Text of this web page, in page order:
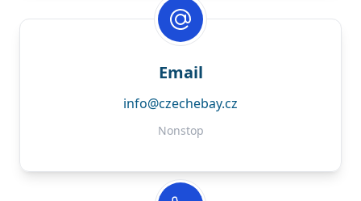
Email
info@czechebay.cz
Nonstop